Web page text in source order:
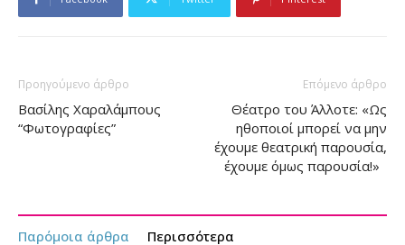
Προηγούμενο άρθρο
Βασίλης Χαραλάμπους
“Φωτογραφίες”
Επόμενο άρθρο
Θέατρο του Άλλοτε: «Ως
ηθοποιοί μπορεί να μην
έχουμε θεατρική παρουσία,
έχουμε όμως παρουσία!»
Παρόμοια άρθρα Περισσότερα